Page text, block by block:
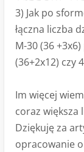
3) Jak po
łączna liczba
M-30 (36
(36+2x12) czy
Im więcej
coraz większa
Dziękuję za
opracowanie